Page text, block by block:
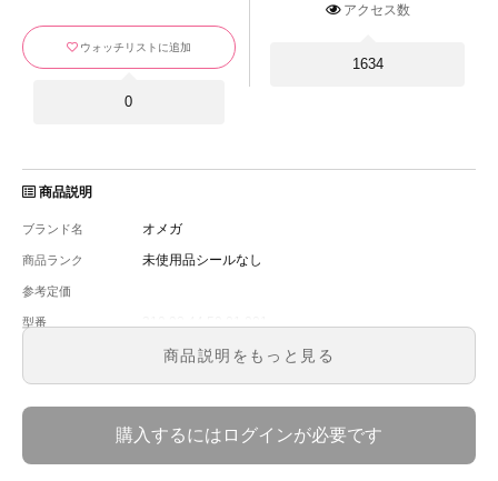
アクセス数
1634
ウォッチリストに追加
0
商品説明
ブランド名 オメガ
商品ランク 未使用品シールなし
参考定価
型番
メンズ
文字盤 ブラッ ク
ムーブメント
44.25 m m
商品説明をもっと見る
購入するにはログインが必要です